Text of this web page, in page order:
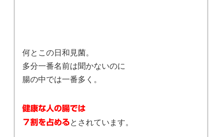
何とこの日和見菌。
多分一番名前は聞かないのに
腸の中では一番多く。
健康な人の腸では
７割を占めるとされています。